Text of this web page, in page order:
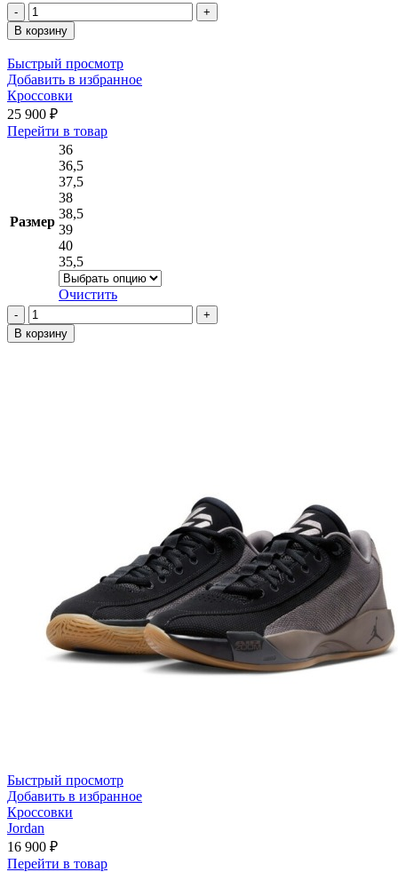
Количество
товара
Кроссовки
В корзину
Быстрый просмотр
Добавить в избранное
Кроссовки
25 900 ₽
Перейти в товарЭтот
странице
товара.
Размер
36
36,5
37,5
38
38,5
39
40
35,5
Очистить
Количество
товара
Кроссовки
В корзину
Быстрый просмотр
Добавить в избранное
Кроссовки
Jordan
16 900 ₽
Перейти в товарЭтот